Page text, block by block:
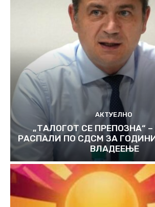
АКТУЕЛНО
„ТАЛОГОТ СЕ ПРЕПОЗНА“
РАСПАЛИ ПО СДСМ ЗА
ВЛАДЕЕЊЕ